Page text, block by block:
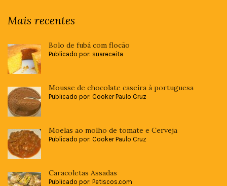
Mais recentes
Bolo de fubá com flocão
Publicado por: suareceita
Mousse de chocolate caseira à portuguesa
Publicado por: Cooker Paulo Cruz
Moelas ao molho de tomate e Cerveja
Publicado por: Cooker Paulo Cruz
Caracoletas Assadas
Publicado por: Petiscos.com